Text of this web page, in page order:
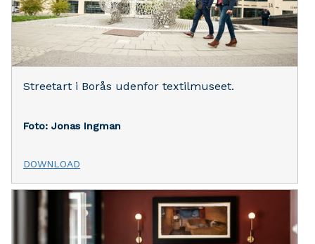
Streetart i Borås udenfor textilmuseet.
Foto: Jonas Ingman
DOWNLOAD